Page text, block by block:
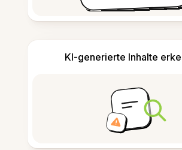
KI-generierte Inhalte